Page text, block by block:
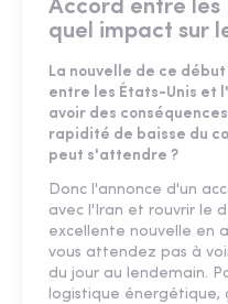
Accord entre les
quel impact sur
La nouvelle de ce
entre les États-Unis et
avoir des
rapidité de baisse du
peut s'attendre ?
Donc l'annonce d'un
avec l'Iran et rouvrir le
excellente nouvelle en
vous attendez pas à
du jour au lendemain.
logistique énergétique,